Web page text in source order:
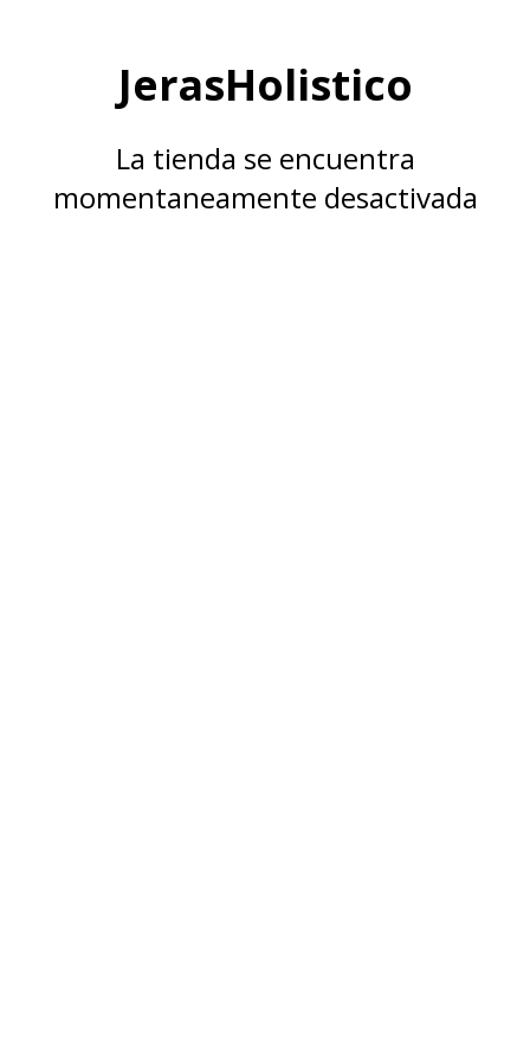
JerasHolistico
La tienda se encuentra
momentaneamente desactivada